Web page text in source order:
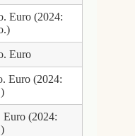
Euro (2024:
Euro
Euro (2024:
(2024: